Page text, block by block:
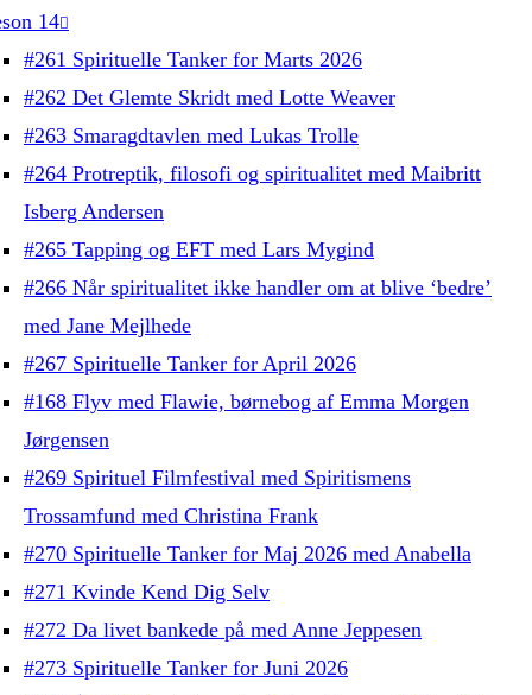
14
#261 Spirituelle Tanker for Marts 2026
#262 Det Glemte Skridt med Lotte Weaver
#263 Smaragdtavlen med Lukas Trolle
#264 Protreptik, filosofi og spiritualitet med Maibritt
Isberg Andersen
#265 Tapping og EFT med Lars Mygind
#266 Når spiritualitet ikke handler om at blive ‘bedre’
med Jane Mejlhede
#267 Spirituelle Tanker for April 2026
#168 Flyv med Flawie, børnebog af Emma Morgen
Jørgensen
#269 Spirituel Filmfestival med Spiritismens
Trossamfund med Christina Frank
#270 Spirituelle Tanker for Maj 2026 med Anabella
#271 Kvinde Kend Dig Selv
#272 Da livet bankede på med Anne Jeppesen
#273 Spirituelle Tanker for Juni 2026